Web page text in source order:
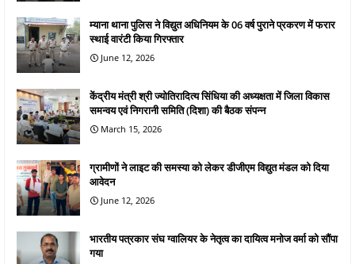
म्याना थाना पुलिस ने विद्युत अधिनियम के 06 वर्ष पुराने प्रकरण में फरार
स्थाई वारंटी किया गिरफ्तार
June 12, 2026
केंद्रीय मंत्री श्री ज्योतिरादित्य सिंधिया की अध्यक्षता में जिला विकास
समन्वय एवं निगरानी समिति (दिशा) की बैठक संपन्न
March 15, 2026
ग्रामीणों ने लाइट की समस्या को लेकर डीजीएम विद्युत मंडल को दिया
आवेदन
June 12, 2026
भारतीय पत्रकार संघ ग्वालियर के नेतृत्व का दायित्व मनोज वर्मा को सौंपा
गया